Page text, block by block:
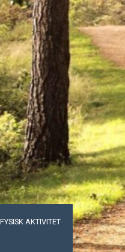
FYSISK AKTIVITET